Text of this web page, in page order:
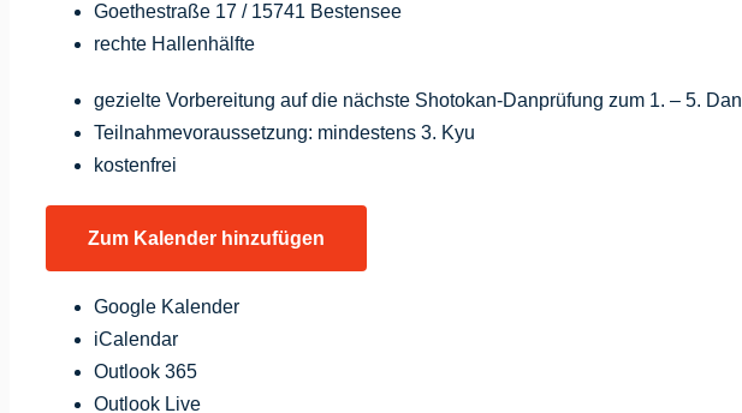
Goethestraße 17 / 15741 Bestensee
rechte Hallenhälfte
gezielte Vorbereitung auf die nächste Shotokan-Danprüfung zum 1. – 5. Dan
Teilnahmevoraussetzung: mindestens 3. Kyu
kostenfrei
Zum Kalender hinzufügen
Google Kalender
iCalendar
Outlook 365
Outlook Live